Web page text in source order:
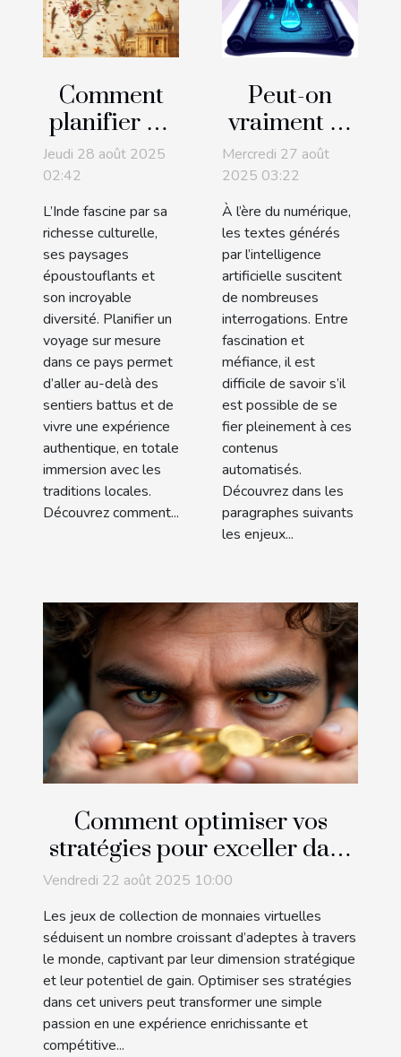
Comment
planifier un
voyage sur
mesure en
Inde pour
découvrir
son
authenticité
Jeudi 28 août 2025
02:42
L’Inde fascine par sa
richesse culturelle,
ses paysages
époustouflants et
son incroyable
diversité. Planifier un
voyage sur mesure
dans ce pays permet
d’aller au-delà des
sentiers battus et de
vivre une expérience
authentique, en totale
immersion avec les
traditions locales.
Découvrez comment...
Peut-on
vraiment se
fier aux
textes
générés par
l'IA ?
Mercredi 27 août
2025 03:22
À l’ère du numérique,
les textes générés
par l’intelligence
artificielle suscitent
de nombreuses
interrogations. Entre
fascination et
méfiance, il est
difficile de savoir s’il
est possible de se
fier pleinement à ces
contenus
automatisés.
Découvrez dans les
paragraphes suivants
les enjeux...
Comment optimiser vos
stratégies pour exceller dans
les jeux de collection de
monnaies virtuelles ?
Vendredi 22 août 2025 10:00
Les jeux de collection de monnaies virtuelles
séduisent un nombre croissant d’adeptes à travers
le monde, captivant par leur dimension stratégique
et leur potentiel de gain. Optimiser ses stratégies
dans cet univers peut transformer une simple
passion en une expérience enrichissante et
compétitive...